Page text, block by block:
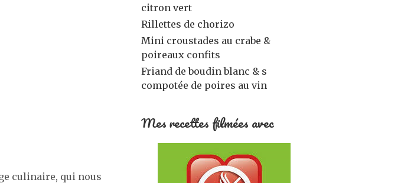
culinaire, qui nous
citron vert
Rillettes de chorizo
Mini croustades au crabe &
poireaux confits
Friand de boudin blanc & s
compotée de poires au vin
Mes recettes filmées avec